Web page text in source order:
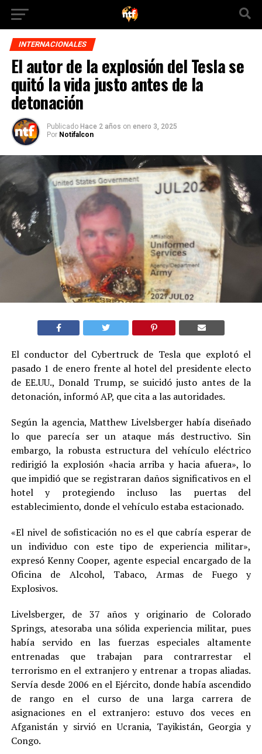
INTERNACIONALES
El autor de la explosión del Tesla se
quitó la vida justo antes de la
detonación
Publicado Hace 2 años on enero 3, 2025
Por Notifalcon
El conductor del Cybertruck de Tesla que explotó el
pasado 1 de enero frente al hotel del presidente electo
de EE.UU., Donald Trump, se suicidó justo antes de la
detonación, informó AP, que cita a las autoridades.
Según la agencia, Matthew Livelsberger había diseñado
lo que parecía ser un ataque más destructivo. Sin
embargo, la robusta estructura del vehículo eléctrico
redirigió la explosión «hacia arriba y hacia afuera», lo
que impidió que se registraran daños significativos en el
hotel y protegiendo incluso las puertas del
establecimiento, donde el vehículo estaba estacionado.
«El nivel de sofisticación no es el que cabría esperar de
un individuo con este tipo de experiencia militar»,
expresó Kenny Cooper, agente especial encargado de la
Oficina de Alcohol, Tabaco, Armas de Fuego y
Explosivos.
Livelsberger, de 37 años y originario de Colorado
Springs, atesoraba una sólida experiencia militar, pues
había servido en las fuerzas especiales altamente
entrenadas que trabajan para contrarrestar el
terrorismo en el extranjero y entrenar a tropas aliadas.
Servía desde 2006 en el Ejército, donde había ascendido
de rango en el curso de una larga carrera de
asignaciones en el extranjero: estuvo dos veces en
Afganistán y sirvió en Ucrania, Tayikistán, Georgia y
Congo.